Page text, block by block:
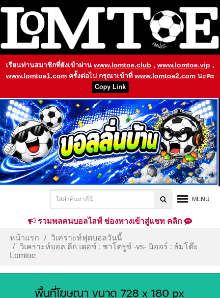
เรียนท่านสมาชิกที่ยังเข้าผ่าน www.lomtoe.club , www.lomtoe.vip ,
www.lomtoe1.com ครั้งต่อไป กรุณาเข้าที่ www.lomtoe2.comนะคะ
Copy Link
MENU
รวมพลคนบอลไลฟ์ ช่องทางเข้าสู่แชท คลิก
หน้าแรก
วิเคราะห์ฟุตบอลวันนี้
วิเคราะห์บอล ลีก เดอซ์ : ชาโตรูซ์ -vs- นิออร์ : ล้มโต๊ะ
Lomtoe